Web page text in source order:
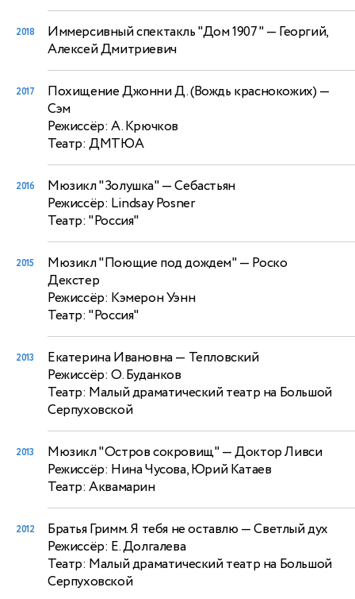
2018 Иммерсивный спектакль "Дом 1907"— Георгий,
Алексей Дмитриевич
2017 Похищение Джонни Д. (Вождь краснокожих) —
Сэм
Режиссёр: А. Крючков
Театр: ДМТЮА
2016 Мюзикл "Золушка"— Себастьян
Режиссёр: Lindsay Posner
Театр: "Россия"
2015 Мюзикл "Поющие под дождем"— Роско
Декстер
Режиссёр: Кэмерон Уэнн
Театр: "Россия"
2013 Екатерина Ивановна— Тепловский
Режиссёр: О. Буданков
Театр: Малый драматический театр на Большой
Серпуховской
2013 Мюзикл "Остров сокровищ"— Доктор Ливси
Режиссёр: Нина Чусова, Юрий Катаев
Театр: Аквамарин
2012 Братья Гримм. Я тебя не оставлю — Светлый дух
Режиссёр: Е. Долгалева
Театр: Малый драматический театр на Большой
Серпуховской